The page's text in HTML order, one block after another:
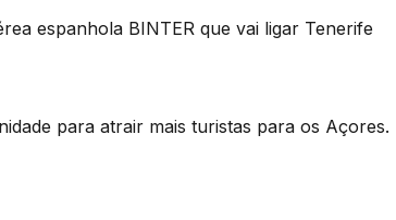
espanhola BINTER que vai ligar Tenerife
para atrair mais turistas para os Açores.